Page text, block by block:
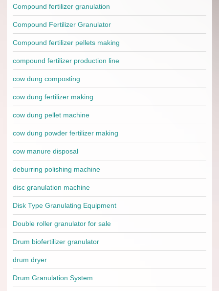
Compound fertilizer granulation
Compound Fertilizer Granulator
Compound fertilizer pellets making
compound fertilizer production line
cow dung composting
cow dung fertilizer making
cow dung pellet machine
cow dung powder fertilizer making
cow manure disposal
deburring polishing machine
disc granulation machine
Disk Type Granulating Equipment
Double roller granulator for sale
Drum biofertilizer granulator
drum dryer
Drum Granulation System